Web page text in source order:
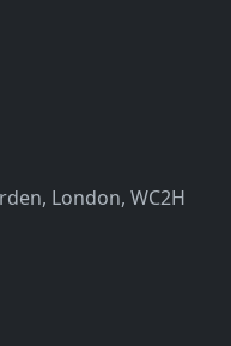
London, WC2H